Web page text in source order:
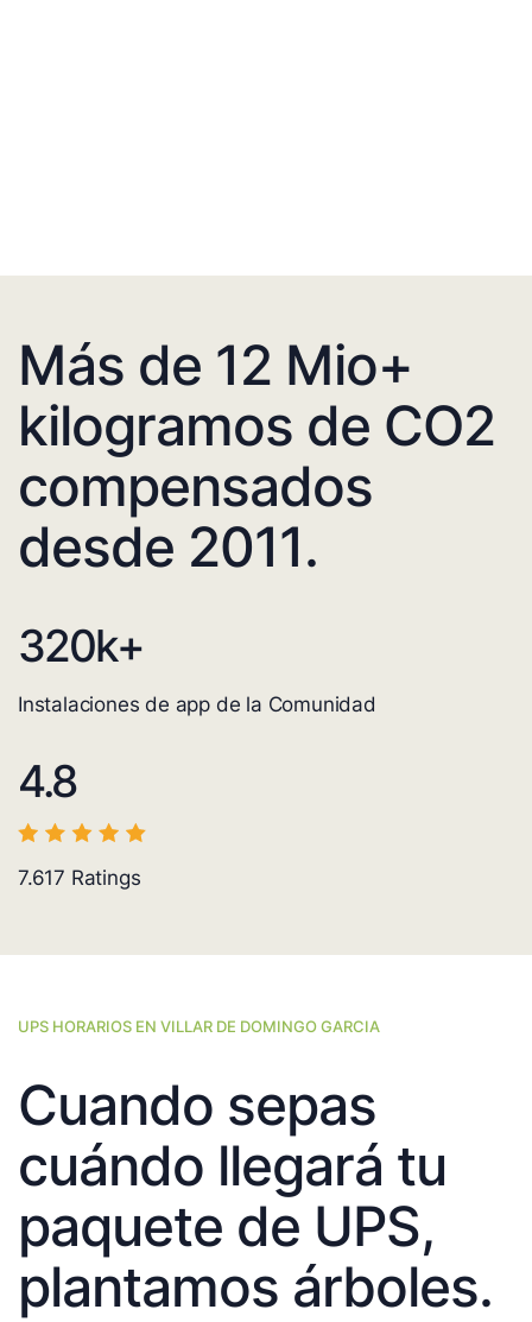
Más de 12 Mio+
kilogramos de CO2
compensados
desde 2011.
320k+
Instalaciones de app de la Comunidad
4.8
7.617 Ratings
UPS HORARIOS EN VILLAR DE DOMINGO GARCIA
Cuando sepas
cuándo llegará tu
paquete de UPS,
plantamos árboles.